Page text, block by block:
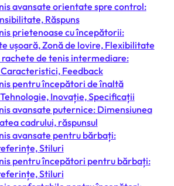
avansate orientate spre control:
Răspuns
prietenoase cu începătorii:
ușoară, Zonă de lovire, Flexibilitate
rachete de tenis intermediare:
Feedback
pentru începători de înaltă
Inovație, Specificații
avansate puternice: Dimensiunea
cadrului, răspunsul
avansate pentru bărbați:
Stiluri
pentru începători pentru bărbați:
Stiluri